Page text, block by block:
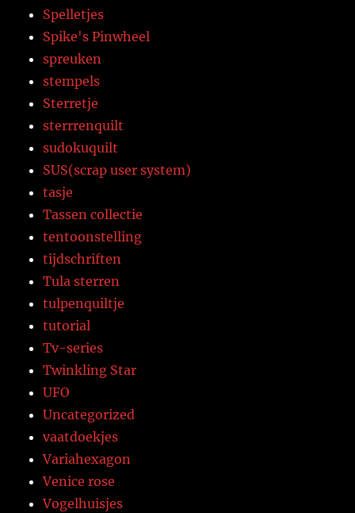
Spelletjes
Spike's Pinwheel
spreuken
stempels
Sterretje
sterrrenquilt
sudokuquilt
SUS(scrap user system)
tasje
Tassen collectie
tentoonstelling
tijdschriften
Tula sterren
tulpenquiltje
tutorial
Tv-series
Twinkling Star
UFO
Uncategorized
vaatdoekjes
Variahexagon
Venice rose
Vogelhuisjes